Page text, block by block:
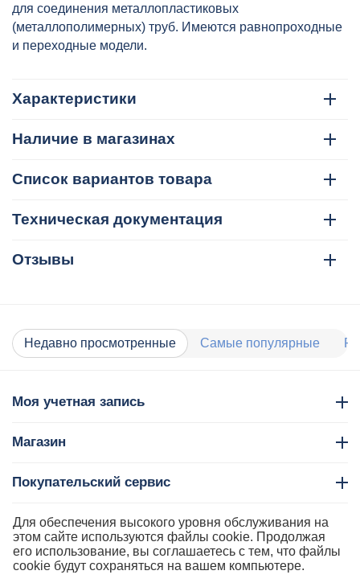
для соединения металлопластиковых
(металлополимерных) труб. Имеются равнопроходные
и переходные модели.
Характеристики
Наличие в магазинах
Список вариантов товара
Техническая документация
Отзывы
Недавно просмотренные Самые популярные
Моя учетная запись
Магазин
Покупательский сервис
Контакты
Для обеспечения высокого уровня обслуживания на
этом сайте используются файлы cookie. Продолжая
его использование, вы соглашаетесь с тем, что файлы
cookie будут сохраняться на вашем компьютере.